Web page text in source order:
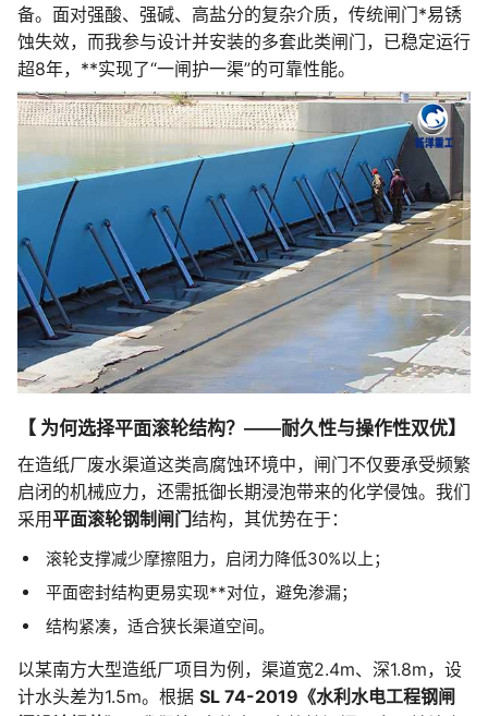
备。面对强酸、强碱、高盐分的复杂介质，传统闸门*易锈
蚀失效，而我参与设计并安装的多套此类闸门，已稳定运行
超8年，**实现了“一闸护一渠”的可靠性能。
【 为何选择平面滚轮结构？——耐久性与操作性双优】
在造纸厂废水渠道这类高腐蚀环境中，闸门不仅要承受频繁
启闭的机械应力，还需抵御长期浸泡带来的化学侵蚀。我们
采用平面滚轮钢制闸门结构，其优势在于：
滚轮支撑减少摩擦阻力，启闭力降低30%以上；
平面密封结构更易实现**对位，避免渗漏；
结构紧凑，适合狭长渠道空间。
以某南方大型造纸厂项目为例，渠道宽2.4m、深1.8m，设
计水头差为1.5m。根据 SL 74-2019《水利水电工程钢闸